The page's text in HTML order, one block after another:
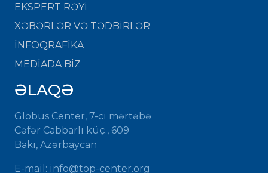
EKSPERT RƏYİ
XƏBƏRLƏR VƏ TƏDBİRLƏR
İNFOQRAFİKA
MEDİADA BİZ
ƏLAQƏ
Globus Center, 7-ci mərtəbə
Cəfər Cabbarlı küç., 609
Bakı, Azərbaycan
E-mail: info@top-center.org